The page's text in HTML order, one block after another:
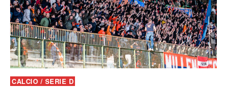
CALCIO / SERIE D